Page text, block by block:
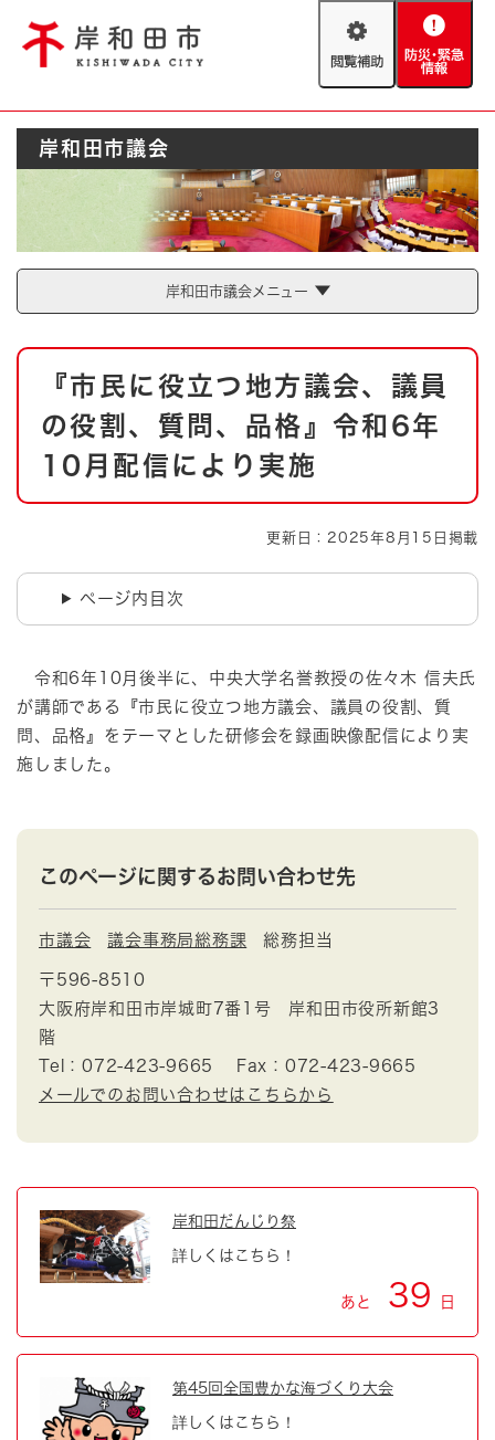
閲
助
防
緊
情
報
Foreign language
やさしい日本語
とじる
防災・緊急情報
ハザードマップ AED設置箇所
とじる
岸和田市議会
岸和田市議会メニュー
本
『市民に役立つ地方議会、議員
の役割、質問、品格』令和6年
10月配信により実施
更新日：2025年8月15日掲載
ページ内目次
令和6年10月後半に、中央大学名誉教授の佐々木 信夫氏
が講師である『市民に役立つ地方議会、議員の役割、質
問、品格』をテーマとした研修会を録画映像配信により実
施しました。
このページに関するお問い合わせ先
市議会 議会事務局総務課 総務担当
〒596-8510
大阪府岸和田市岸城町7番1号 岸和田市役所新館3
階
Tel：072-423-9665
Fax：072-423-9665
メールでのお問い合わせはこちらから
岸和田だんじり祭
詳しくはこちら！
あと 39 日
第45回全国豊かな海づくり大会
詳しくはこちら！